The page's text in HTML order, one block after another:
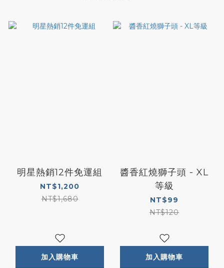
明星熱銷12件免運組
NT$1,200
NT$1,680
加入購物車
醬香紅燒獅子頭 - XL
等級
NT$99
NT$120
加入購物車